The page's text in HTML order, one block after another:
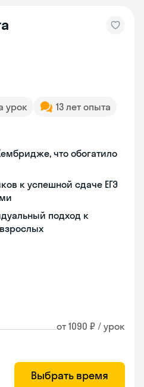
урок
13 лет опыта
что обогатило
к успешной сдаче ЕГЭ
подход к
от 1090 ₽ / урок
Выбрать время